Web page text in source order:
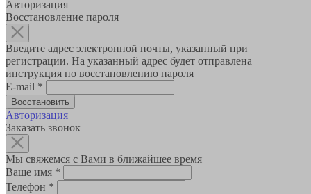
Авторизация
Восстановление пароля
Введите адрес электронной почты, указанный при
регистрации. На указанный адрес будет отправлена
инструкция по восстановлению пароля
E-mail *
Авторизация
Заказать звонок
Мы свяжемся с Вами в ближайшее время
Ваше имя *
Телефон *